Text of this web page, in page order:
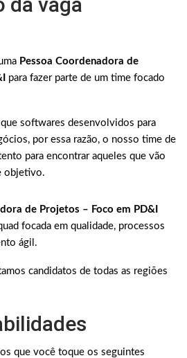
Pessoa Coordenadora de
para fazer parte de um time focado
softwares desenvolvidos para
por essa razão, o nosso time de
para encontrar aqueles que vão
objetivo.
de Projetos – Foco em PD&I
focada em qualidade, processos
ágil.
candidatos de todas as regiões
que você toque os seguintes